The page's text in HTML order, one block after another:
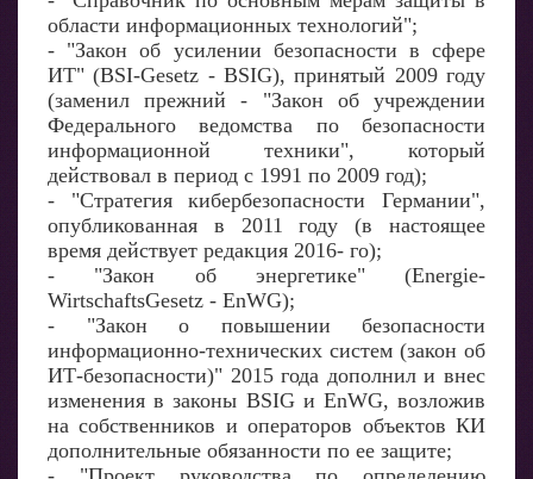
области информационных технологий";
- "Закон об усилении безопасности в сфере
ИТ" (BSI-Gesetz - BSIG), принятый 2009 году
(заменил прежний - "Закон об учреждении
Федерального ведомства по безопасности
информационной техники", который
действовал в период с 1991 по 2009 год);
- "Стратегия кибербезопасности Германии",
опубликованная в 2011 году (в настоящее
время действует редакция 2016- го);
- "Закон об энергетике" (Energie-
WirtschaftsGesetz - EnWG);
- "Закон о повышении безопасности
информационно-технических систем (закон об
ИТ-безопасности)" 2015 года дополнил и внес
изменения в законы BSIG и EnWG, возложив
на собственников и операторов объектов КИ
дополнительные обязанности по ее защите;